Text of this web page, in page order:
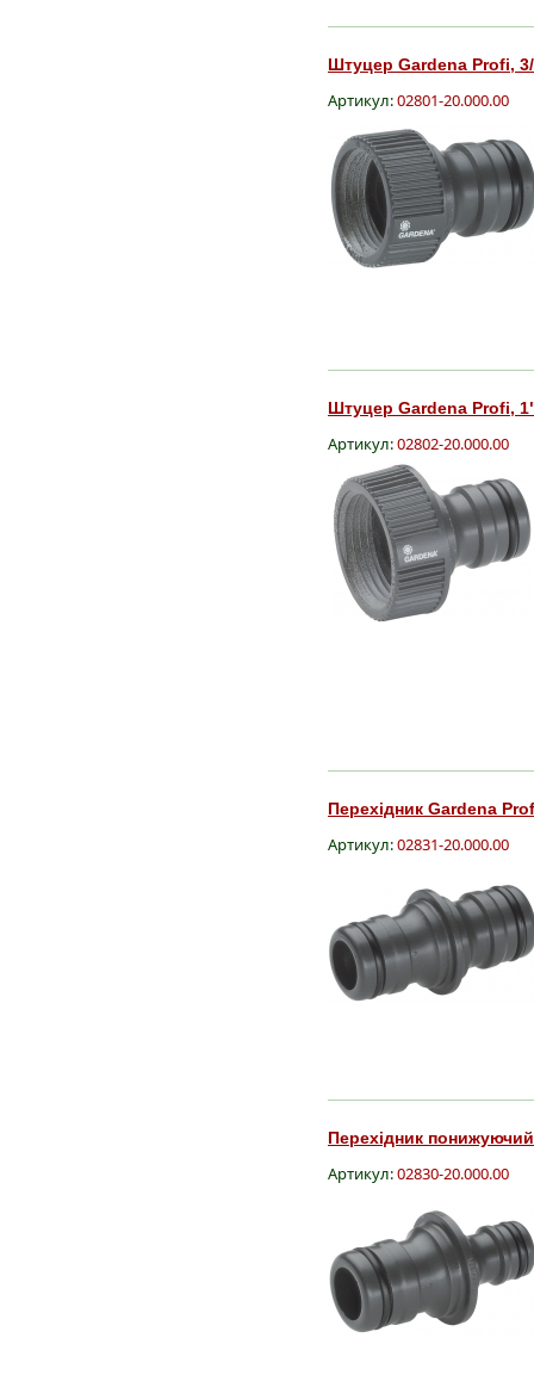
Штуцер Gardena Profi,
Артикул:02801-20.000.00
Штуцер Gardena Profi,
Артикул:02802-20.000.00
Перехідник Gardena
Артикул:02831-20.000.00
Перехідник
Артикул:02830-20.000.00